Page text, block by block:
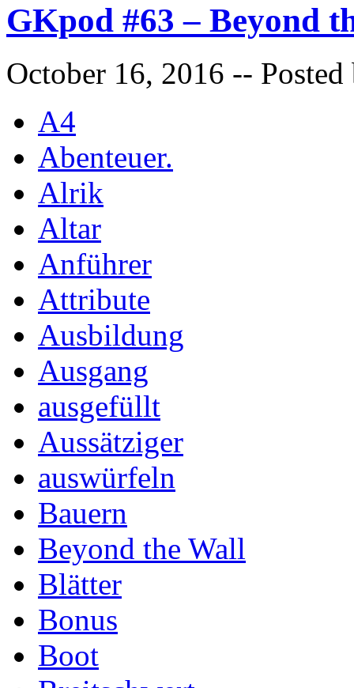
GKpod #63 – Beyond
October 16, 2016 --
A4
Abenteuer.
Alrik
Altar
Anführer
Attribute
Ausbildung
Ausgang
ausgefüllt
Aussätziger
auswürfeln
Bauern
Beyond the Wall
Blätter
Bonus
Boot